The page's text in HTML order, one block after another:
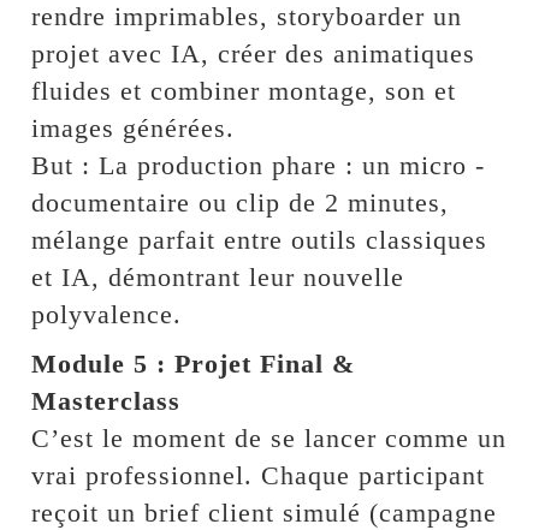
rendre imprimables, storyboarder un
projet avec IA, créer des animatiques
fluides et combiner montage, son et
images générées.
But : La production phare : un micro -
documentaire ou clip de 2 minutes,
mélange parfait entre outils classiques
et IA, démontrant leur nouvelle
polyvalence.
Module 5 : Projet Final &
Masterclass
C’est le moment de se lancer comme un
vrai professionnel. Chaque participant
reçoit un brief client simulé (campagne